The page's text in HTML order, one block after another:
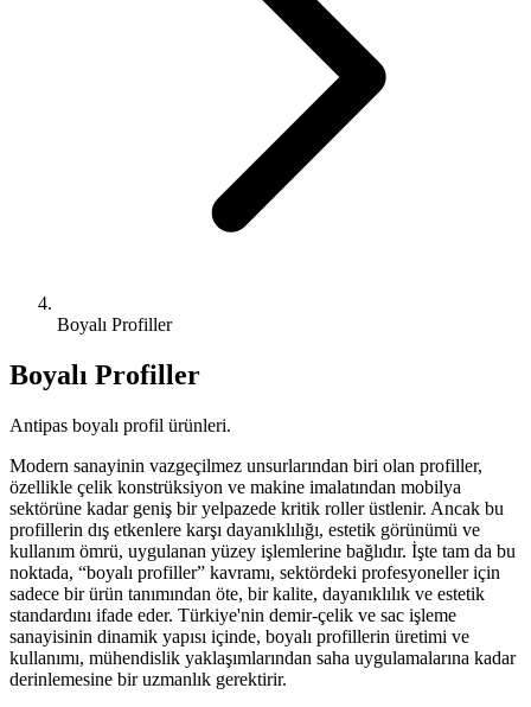
Ağırlık Hesaplama Siyah Saclar Paslanmaz Saclar HRP Saclar
Elektrostatik fırın boya, metal ve sac ürünler için hem estetik hem de
Sacdan üretilen dayanıklı çatı bacası çözümleri.
Boyalı Profiller
Boyalı Profiller
Antipas boyalı profil ürünleri.
Modern sanayinin vazgeçilmez unsurlarından biri olan profiller,
özellikle çelik konstrüksiyon ve makine imalatından mobilya
sektörüne kadar geniş bir yelpazede kritik roller üstlenir. Ancak bu
profillerin dış etkenlere karşı dayanıklılığı, estetik görünümü ve
kullanım ömrü, uygulanan yüzey işlemlerine bağlıdır. İşte tam da bu
noktada, “boyalı profiller” kavramı, sektördeki profesyoneller için
sadece bir ürün tanımından öte, bir kalite, dayanıklılık ve estetik
standardını ifade eder. Türkiye'nin demir-çelik ve sac işleme
sanayisinin dinamik yapısı içinde, boyalı profillerin üretimi ve
kullanımı, mühendislik yaklaşımlarından saha uygulamalarına kadar
derinlemesine bir uzmanlık gerektirir.